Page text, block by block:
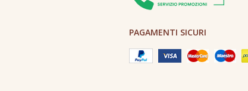
PAGAMENTI SICURI